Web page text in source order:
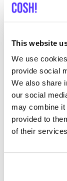
This website
We use
provide social
We also share
our social
may combine it
provided to
of their
Otras